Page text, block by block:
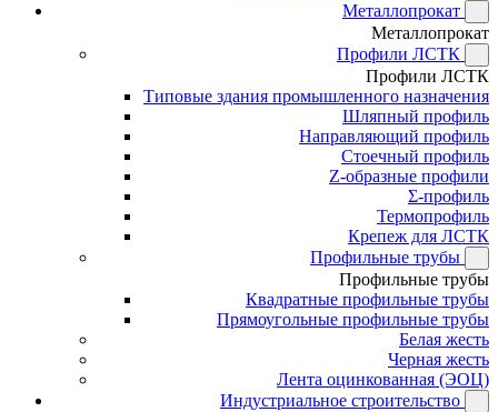
Металлопрокат
Металлопрокат
Профили ЛСТК
Профили ЛСТК
Типовые здания промышленного назначения
Шляпный профиль
Направляющий профиль
Стоечный профиль
Z-образные профили
Σ-профиль
Термопрофиль
Крепеж для ЛСТК
Профильные трубы
Профильные трубы
Квадратные профильные трубы
Прямоугольные профильные трубы
Белая жесть
Черная жесть
Лента оцинкованная (ЭОЦ)
Индустриальное строительство